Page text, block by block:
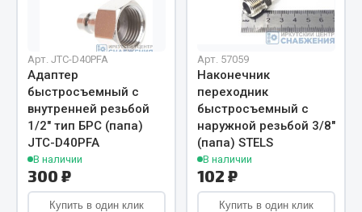
Кольца уплотнительные
Лента конвейерная
Манжеты
Паронит
Патрубки
Прокладки
Рукава высокого давления
Показать ещё
Арт. JTC-D40PFA
Адаптер
быстросъемный с
внутренней резьбой
1/2" тип БРС (папа)
JTC-D40PFA
В наличии
300 ₽
Купить в один клик
Арт. 57059
Наконечник
переходник
быстросъемный с
наружной резьбой 3/8"
(папа) STELS
В наличии
102 ₽
Купить в один клик